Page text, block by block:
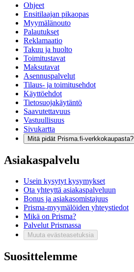
Ohjeet
Ensitilaajan pikaopas
Myymälänouto
Palautukset
Reklamaatio
Takuu ja huolto
Toimitustavat
Maksutavat
Asennuspalvelut
Tilaus- ja toimitusehdot
Käyttöehdot
Tietosuojakäytäntö
Saavutettavuus
Vastuullisuus
Sivukartta
Mitä pidät Prisma.fi-verkkokaupasta?
Asiakaspalvelu
Usein kysytyt kysymykset
Ota yhteyttä asiakaspalveluun
Bonus ja asiakasomistajuus
Prisma-myymälöiden yhteystiedot
Mikä on Prisma?
Palvelut Prismassa
Muuta evästeasetuksia
Suosittelemme